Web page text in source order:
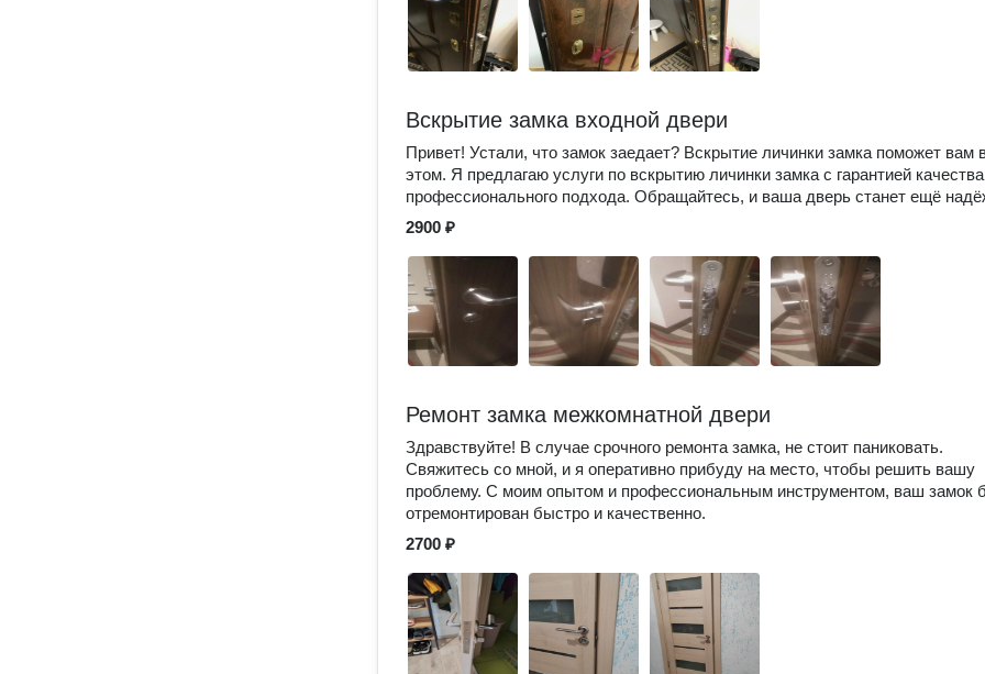
Вскрытие замка входной двери
Привет! Устали, что замок заедает? Вскрытие личинки замка поможет вам
этом. Я предлагаю услуги по вскрытию личинки замка с гарантией
профессионального подхода. Обращайтесь, и ваша дверь станет ещё
2900 ₽
Ремонт замка межкомнатной двери
Здравствуйте! В случае срочного ремонта замка, не стоит паниковать.
Свяжитесь со мной, и я оперативно прибуду на место, чтобы решить вашу
проблему. С моим опытом и профессиональным инструментом, ваш замок
отремонтирован быстро и качественно.
2700 ₽